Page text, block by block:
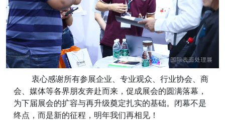
衷心感谢所有参展企业、专业观众、行业协会、商
会、媒体等各界朋友奔赴而来，促成展会的圆满落幕，
为下届展会的扩容与再升级奠定扎实的基础。闭幕不是
终点，而是新的征程，明年我们再相见！